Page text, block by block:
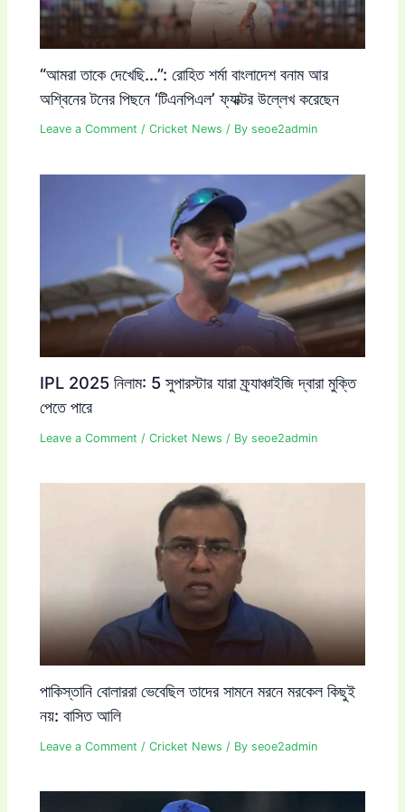
“আমরা তাকে দেখেছি…”: রোহিত শর্মা বাংলাদেশ বনাম আর
অশ্বিনের টনের পিছনে ‘টিএনপিএল’ ফ্যাক্টর উল্লেখ করেছেন
Leave a Comment /Cricket News / Byseoe2admin
IPL 2025 নিলাম: 5 সুপারস্টার যারা ফ্র্যাঞ্চাইজি দ্বারা মুক্তি
পেতে পারে
Leave a Comment /Cricket News / Byseoe2admin
পাকিস্তানি বোলাররা ভেবেছিল তাদের সামনে মরনে মরকেল কিছুই
নয়: বাসিত আলি
Leave a Comment /Cricket News / Byseoe2admin